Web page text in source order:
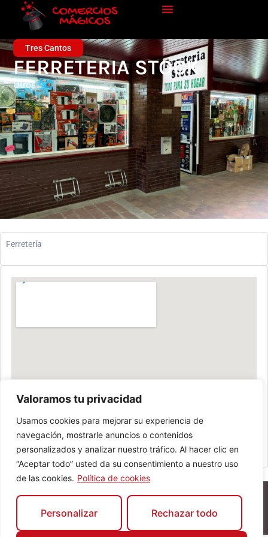
Valoramos tu privacidad
Usamos cookies para mejorar su experiencia de
navegación, mostrarle anuncios o contenidos
personalizados y analizar nuestro tráfico. Al hacer clic en
“Aceptar todo” usted da su consentimiento a nuestro uso
de las cookies. Política de cookies
Personalizar Rechazar todo
Tres Cantos
FERRETERIA STOCK
Otros
Ferretería